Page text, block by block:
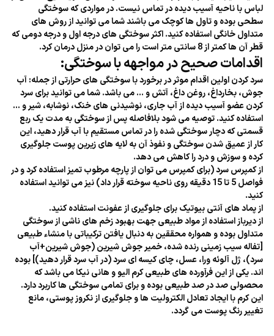
لباس با ناحیه آسیب دیده در تماس نیست. در مواردی که سوختگی
سطحی بوده و تاول ها کوچک می باشند شما می توانید از روش های
متداول خانگی استفاده کنید. اکثر سوختگی های درجه اول و درجه دومی که
قطر آن ها کمتر از 8 سانتی متر است را می توان در منزل درمان کرد.
اقدامات صحیح در مواجهه با سوختگی:
سرد کردن اولین اقدام موثر در برخورد با سوختگی های حرارتی از جمله: آب
جوش، بخارداغ، روغن داغ، آتش و ... می باشد. شما می توانید برای سرد
کردن عضو آسیب دیده از آب جاری، نوشیدنی های خنک، نوشابه، شیر و ...
استفاده کنید. توصیه می شود بلافاصله پس از سوختگی به مدت یک ربع
قسمتی که دچار سوختگی شده را در تماس مستقیم با آب قرار دهید، این
کار از عمیق شدن سوختگی و نفوذ آن به لایه های زیرین پوست جلوگیری
کرده و سوزش و درد را کاهش می دهد.
از کمپرس سرد (برای کمپرس می توان از پارچه مرطوب تمیز استفاده کرد و در
فواصل 5 تا 15 دقیقه روی ناحیه سوخته قرار داد) نیز می توانید استفاده
کنید.
از پماد های آنتی بیوتیک برای جلوگیری از عفونت استفاده کنید.
از دیرباز استفاده از مواد طبیعی جهت بهبود زخم های ناشی از سوختگی
متداول بوده و همواره محققین به دنبال یافتن ترکیباتی با منشاء طبیعی
[تفاله سیب زمینی رنده شده، خمیر جوش شیرین (جوش شیرین+آب
سرد)، ژل آلوئه ورا، عسل، چای کیسه ای سرد (در آب سرد قرار دهید)] بوده
اند. یکی از این فرآورده های طبیعی کرم الیو و هانی نیکا می باشد که
محصولی صد در صد طبیعی بوده و برای تمامی سوختگی ها کاربرد دارد.
این کرم با ایجاد تعادل الکترولیت ها و جلوگیری از نکروز پوستی، مانع
تغییر رنگ پوست می گردد.